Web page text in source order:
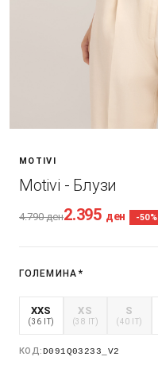
MOTIVI
Motivi - Блузи
4.790ден2.395 ден -50%
ГОЛЕМИНА *
XXS
(36 IT)
XS
(38 IT)
S
(40 IT)
КОД: D091Q03233_V2